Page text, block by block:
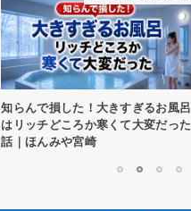
【宮崎】8月8日のお得情報｜セブン
30円引き最終日！ファミマ45％増
量・ローソン無料券も｜ほんみや宮